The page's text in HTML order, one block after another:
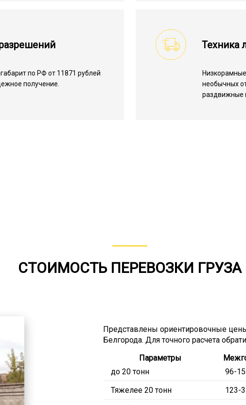
по РФ от 11871 рублей
получение.
Техника
необычных
раздвижные
СТОИМОСТЬ ПЕРЕВОЗКИ ГРУЗА
Представлены ориентировочные
Белгорода. Для точного расчета
Параметры
до 20 тонн
96-
Тяжелее 20 тонн
123-